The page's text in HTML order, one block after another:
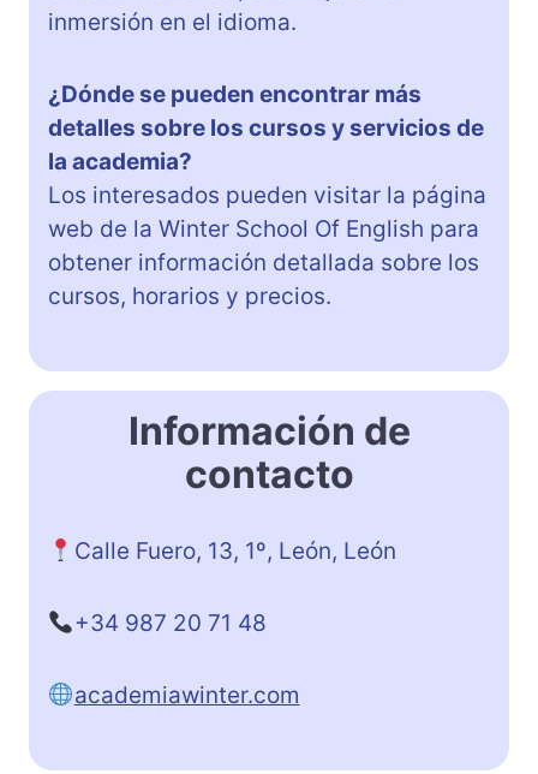
inmersión en el idioma.
¿Dónde se pueden encontrar más
detalles sobre los cursos y servicios de
la academia?
Los interesados pueden visitar la página
web de la Winter School Of English para
obtener información detallada sobre los
cursos, horarios y precios.
Información de
contacto
Calle Fuero, 13, 1º, León, León
+34 987 20 71 48
academiawinter.com